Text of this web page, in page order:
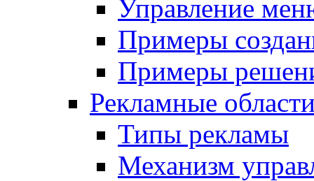
Управление
Примеры
Примеры
Рекламные
Типы рекламы
Механизм